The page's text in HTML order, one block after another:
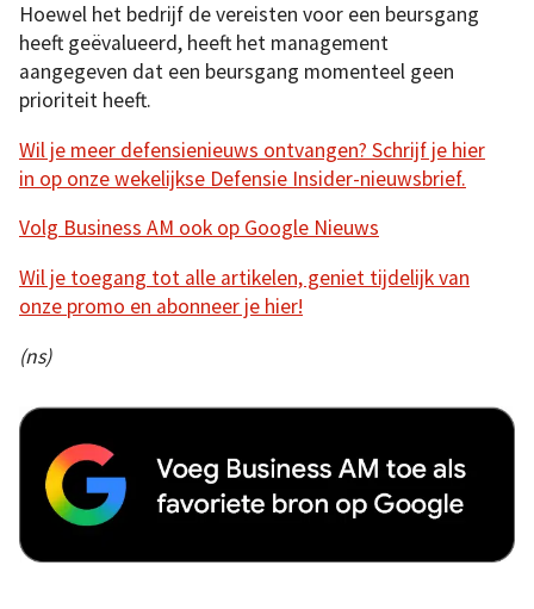
Hoewel het bedrijf de vereisten voor een beursgang
heeft geëvalueerd, heeft het management
aangegeven dat een beursgang momenteel geen
prioriteit heeft.
Wil je meer defensienieuws ontvangen? Schrijf je hier
in op onze wekelijkse Defensie Insider-nieuwsbrief.
Volg Business AM ook op Google Nieuws
Wil je toegang tot alle artikelen, geniet tijdelijk van
onze promo en abonneer je hier!
(ns)